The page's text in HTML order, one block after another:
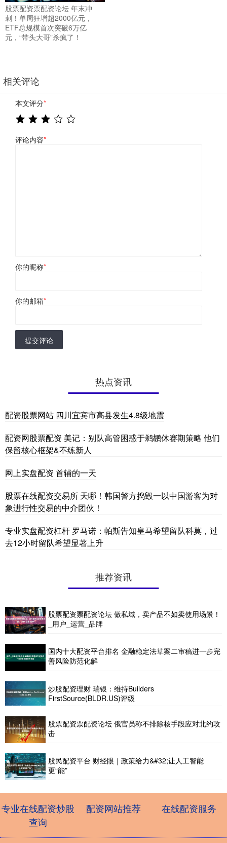
股票配资票配资论坛 年末冲
刺！单周狂增超2000亿元，
ETF总规模首次突破6万亿
元，“带头大哥”杀疯了！
相关评论
本文评分*
评论内容*
你的昵称*
你的邮箱*
提交评论
热点资讯
配资股票网站 四川宜宾市高县发生4.8级地震
配资网股票配资 美记：别队高管困惑于鹈鹕休赛期策略 他们
保留核心框架&不练新人
网上实盘配资 首辅的一天
股票在线配资交易所 天哪！韩国警方捣毁一以中国游客为对
象进行性交易的中介团伙！
专业实盘配资杠杆 罗马诺：帕斯告知皇马希望留队科莫，过
去12小时留队希望显著上升
推荐资讯
股票配资票配资论坛 做私域，卖产品不如卖使用场景！
_用户_运营_品牌
国内十大配资平台排名 金融稳定法草案二审稿进一步完
善风险防范化解
炒股配资理财 瑞银：维持Builders
FirstSource(BLDR.US)评级
股票配资票配资论坛 俄官员称不排除核手段应对北约攻
击
股民配资平台 财经眼｜政策给力&#32;让人工智能
更“能”
专业在线配资炒股
查询
配资网站推荐 在线配资服务